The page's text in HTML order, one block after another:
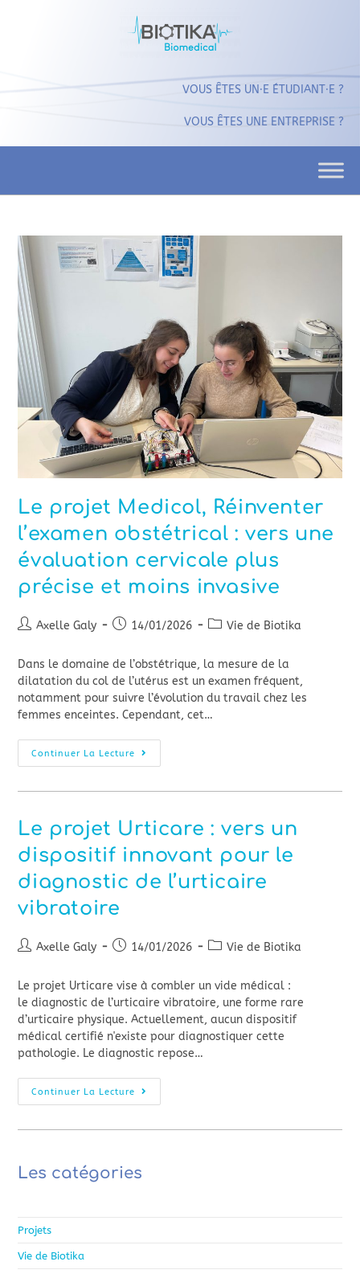
VOUS ÊTES UN⸱E ÉTUDIANT⸱E ?
VOUS ÊTES UNE ENTREPRISE ?
Le projet Medicol, Réinventer
l’examen obstétrical : vers une
évaluation cervicale plus
précise et moins invasive
Axelle Galy 14/01/2026 Vie de Biotika
Dans le domaine de l’obstétrique, la mesure de la
dilatation du col de l’utérus est un examen fréquent,
notamment pour suivre l’évolution du travail chez les
femmes enceintes. Cependant, cet…
Continuer La Lecture
Le projet Urticare : vers un
dispositif innovant pour le
diagnostic de l’urticaire
vibratoire
Axelle Galy 14/01/2026 Vie de Biotika
Le projet Urticare vise à combler un vide médical :
le diagnostic de l’urticaire vibratoire, une forme rare
d’urticaire physique. Actuellement, aucun dispositif
médical certifié n'existe pour diagnostiquer cette
pathologie. Le diagnostic repose…
Continuer La Lecture
Les catégories
Projets
Vie de Biotika